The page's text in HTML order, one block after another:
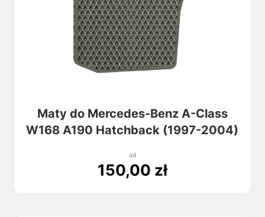
Maty do Mercedes-Benz A-Class
W168 A190 Hatchback (1997-2004)
od
150,00 zł